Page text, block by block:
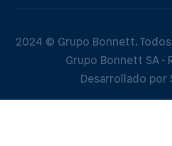
2024 © Grupo Bonnett.
Grupo Bonnett SA -
Desarrollado